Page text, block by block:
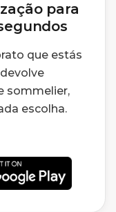
para
que estás
sommelier,
escolha.